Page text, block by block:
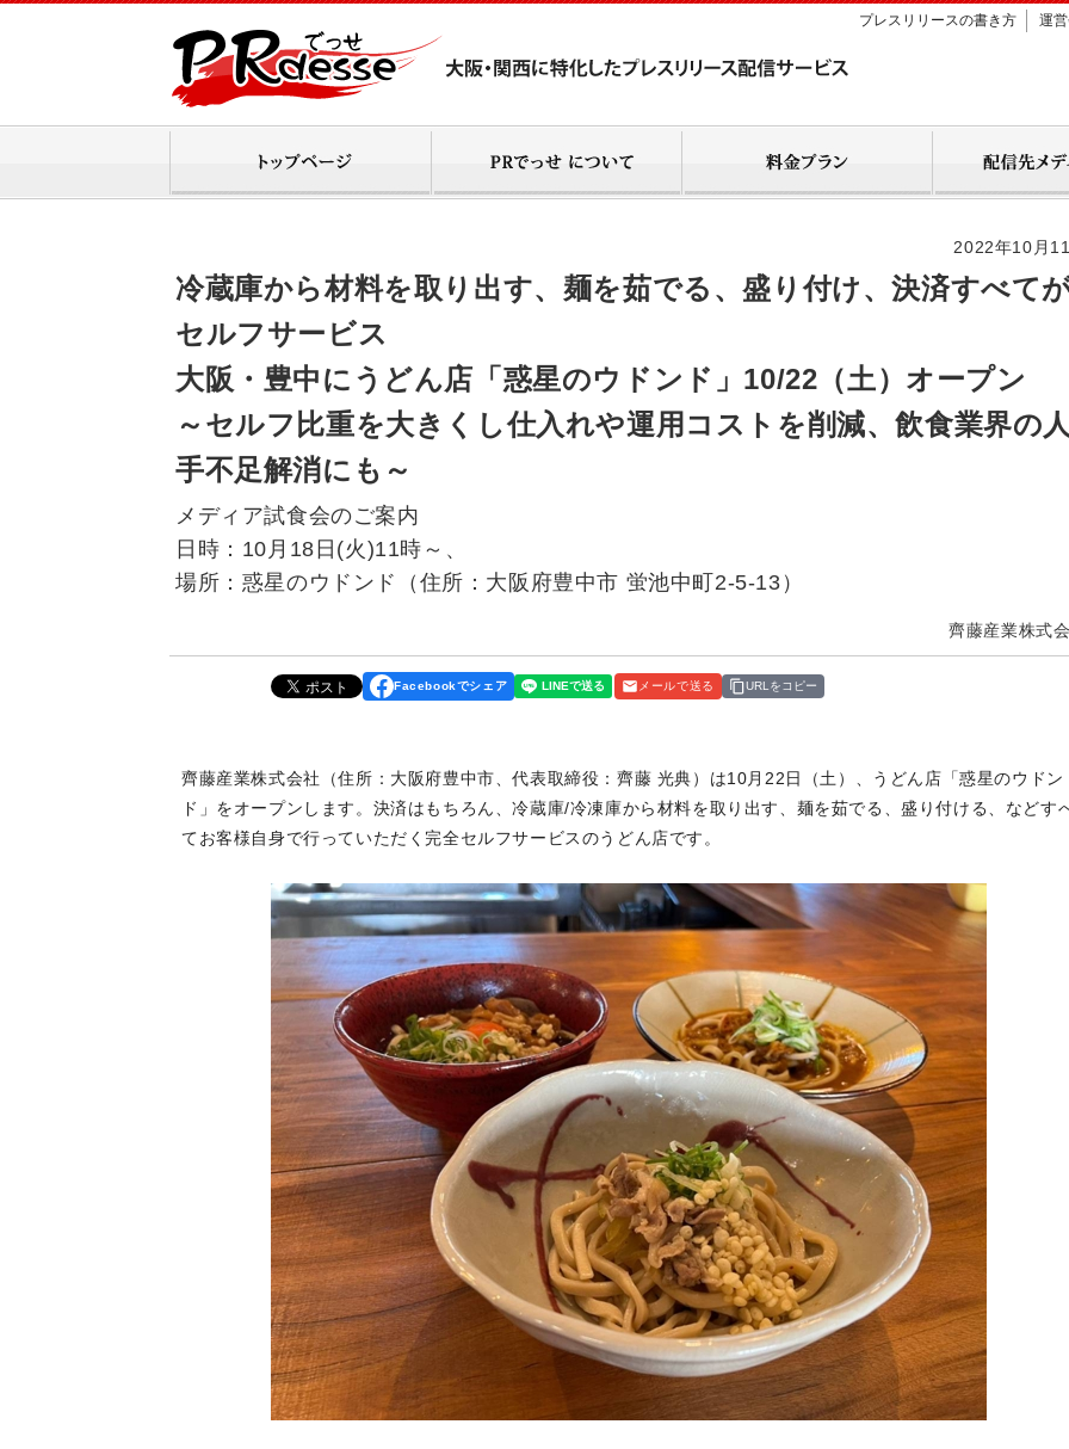
プレスリリースの書き方 運
2022年10月
冷蔵庫から材料を取り出す、麺を茹でる、盛り付け、決済すべて
セルフサービス
大阪・豊中にうどん店「惑星のウドンド」10/22（土）オープン
～セルフ比重を大きくし仕入れや運用コストを削減、飲食業界の
手不足解消にも～
メディア試食会のご案内
日時：10月18日(火)11時～、
場所：惑星のウドンド（住所：大阪府豊中市 蛍池中町2-5-13）
齊藤産業株式
Facebookでシェア メールで送る URLをコピー
齊藤産業株式会社（住所：大阪府豊中市、代表取締役：齊藤 光典）は10月22日（土）、うどん店「惑星のウドン
ド」をオープンします。決済はもちろん、冷蔵庫/冷凍庫から材料を取り出す、麺を茹でる、盛り付ける、などす
てお客様自身で行っていただく完全セルフサービスのうどん店です。